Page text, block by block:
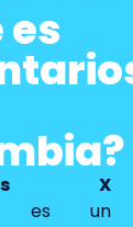
es
X
es un